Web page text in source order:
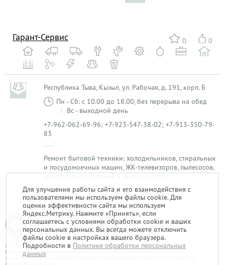
0 0
Гарант-Сервис
Республика Тыва, Кызыл, ул. Рабочая, д. 191, корп. Б
Пн - Сб: с 10.00 до 18.00, без перерыва на обед
Вс - выходной день
+7-962-062-69-96; +7-923-547-38-02; +7-913-350-79-
83
Ремонт бытовой техники: холодильников, стиральных
и посудомоечных машин, ЖК-телевизоров, пылесосов,
микроволновых печей и многое другое
1
© 2014-2026. «Мой Сервис-Гид» – проект группы «Текарт».
При любом использовании материалов ресурса ссылка обязательна.
За достоверность информации, размещенной пользователями, портал «Мой Сервис-Гид»
Для улучшения работы сайта и его взаимодействия с
пользователями мы используем файлы cookie. Для
оценки эффективности сайта мы используем
Яндекс.Метрику. Нажмите «Принять», если
соглашаетесь с условиями обработки cookie и ваших
персональных данных. Вы всегда можете отключить
файлы cookie в настройках вашего браузера.
Подробности в Политике обработки персональных
данных